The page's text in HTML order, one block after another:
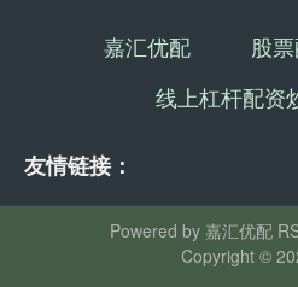
嘉汇优配
股
线上杠杆配资
友情链接：
Powered by 嘉汇优配
Copyright ©